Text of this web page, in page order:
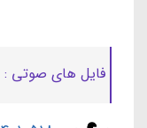
فایل های صوتی :